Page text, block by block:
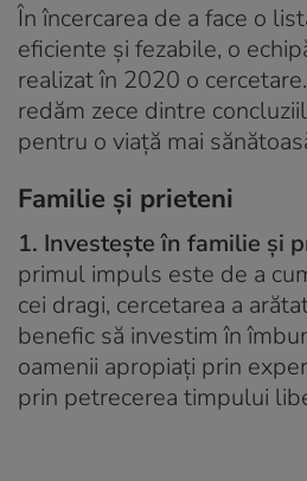
În încercarea de a face o
eficiente și fezabile, o
realizat în 2020 o
redăm zece dintre
pentru o viață mai
Familie și prieteni
1. Investește în familie și
primul impuls este de a
cei dragi, cercetarea a
benefic să investim în
oamenii apropiați prin
prin petrecerea timpului